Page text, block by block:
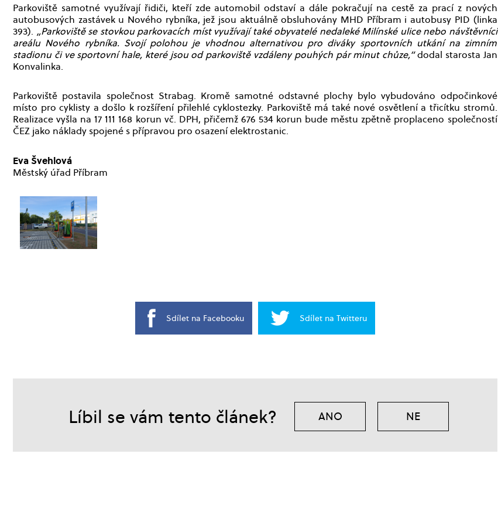
Parkoviště samotné využívají řidiči, kteří zde automobil odstaví a dále pokračují na cestě za prací z nových
autobusových zastávek u Nového rybníka, jež jsou aktuálně obsluhovány MHD Příbram i autobusy PID (linka
393). „Parkoviště se stovkou parkovacích míst využívají také obyvatelé nedaleké Milínské ulice nebo návštěvníci
areálu Nového rybníka. Svojí polohou je vhodnou alternativou pro diváky sportovních utkání na zimním
stadionu či ve sportovní hale, které jsou od parkoviště vzdáleny pouhých pár minut chůze,“dodal starosta Jan
Konvalinka.
Parkoviště postavila společnost Strabag. Kromě samotné odstavné plochy bylo vybudováno odpočinkové
místo pro cyklisty a došlo k rozšíření přilehlé cyklostezky. Parkoviště má také nové osvětlení a třicítku stromů.
Realizace vyšla na 17 111 168 korun vč. DPH, přičemž 676 534 korun bude městu zpětně proplaceno společností
ČEZ jako náklady spojené s přípravou pro osazení elektrostanic.
Eva Švehlová
Městský úřad Příbram
Sdílet na Facebooku Sdílet na Twitteru
Líbil se vám tento článek? ANO NE